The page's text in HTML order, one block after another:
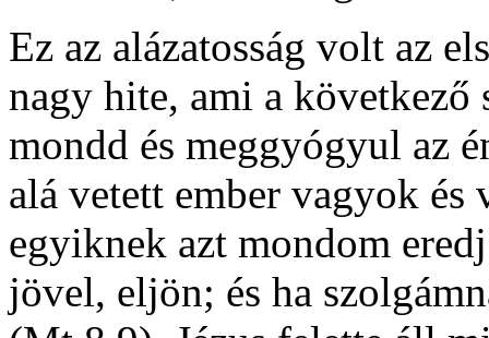
Ez az alázatosság volt az
nagy hite, ami a
mondd és meggyógyul az
alá vetett ember vagyok és
egyiknek azt mondom
jövel, eljön; és ha